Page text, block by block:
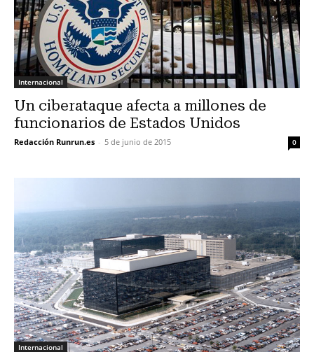
Internacional
Un ciberataque afecta a millones de
funcionarios de Estados Unidos
Redacción Runrun.es - 5 de junio de 2015 0
Internacional